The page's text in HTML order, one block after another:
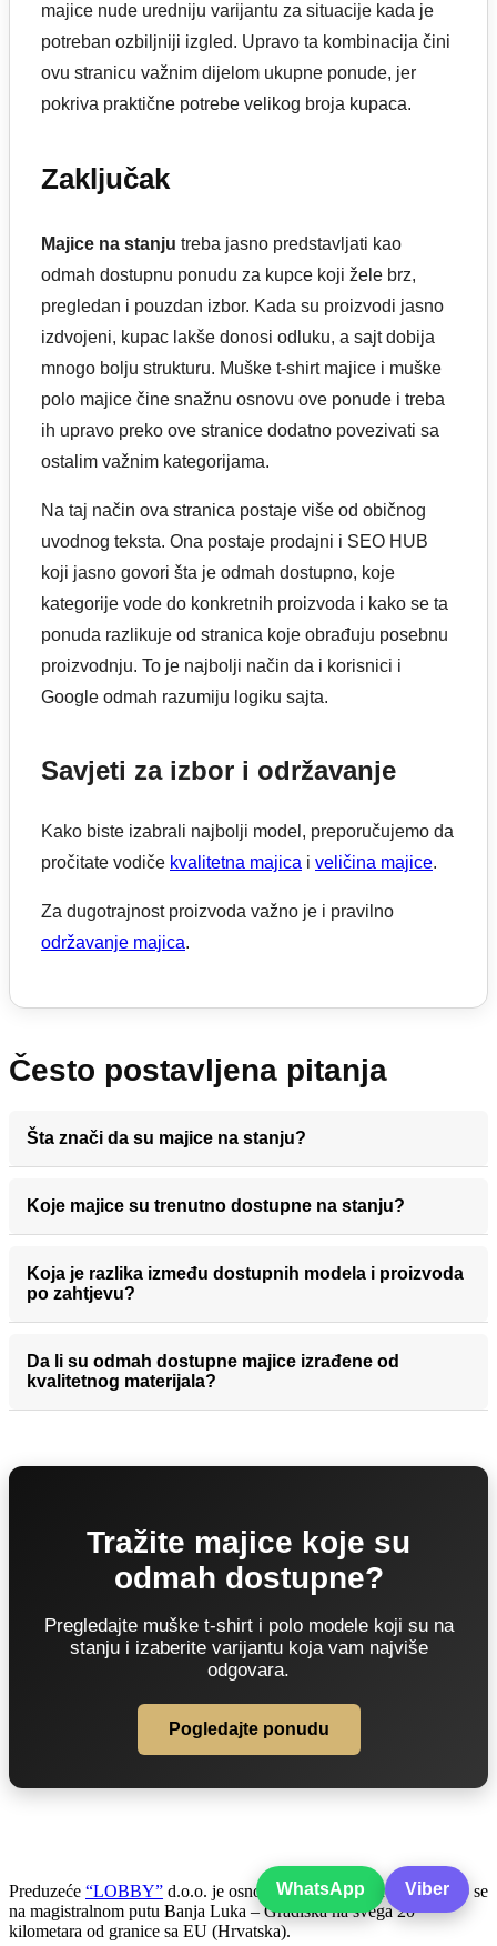
majice nude uredniju varijantu za situacije kada je
potreban ozbiljniji izgled. Upravo ta kombinacija čini
ovu stranicu važnim dijelom ukupne ponude, jer
pokriva praktične potrebe velikog broja kupaca.
Zaključak
Majice na stanju treba jasno predstavljati kao
odmah dostupnu ponudu za kupce koji žele brz,
pregledan i pouzdan izbor. Kada su proizvodi jasno
izdvojeni, kupac lakše donosi odluku, a sajt dobija
mnogo bolju strukturu. Muške t-shirt majice i muške
polo majice čine snažnu osnovu ove ponude i treba
ih upravo preko ove stranice dodatno povezivati sa
ostalim važnim kategorijama.
Na taj način ova stranica postaje više od običnog
uvodnog teksta. Ona postaje prodajni i SEO HUB
koji jasno govori šta je odmah dostupno, koje
kategorije vode do konkretnih proizvoda i kako se ta
ponuda razlikuje od stranica koje obrađuju posebnu
proizvodnju. To je najbolji način da i korisnici i
Google odmah razumiju logiku sajta.
Savjeti za izbor i održavanje
Kako biste izabrali najbolji model, preporučujemo da
pročitate vodiče kvalitetna majica i veličina majice.
Za dugotrajnost proizvoda važno je i pravilno
održavanje majica.
Često postavljena pitanja
Šta znači da su majice na stanju?
Koje majice su trenutno dostupne na stanju?
Koja je razlika između dostupnih modela i proizvoda
po zahtjevu?
Da li su odmah dostupne majice izrađene od
kvalitetnog materijala?
Tražite majice koje su
odmah dostupne?
Pregledajte muške t-shirt i polo modele koji su na
stanju i izaberite varijantu koja vam najviše
odgovara.
Pogledajte ponudu
Preduzeće “LOBBY” d.o.o. je osnovano 2005. godine i nalazimo se
na magistralnom putu Banja Luka – Gradiška na svega 20
kilometara od granice sa EU (Hrvatska).
WhatsApp Viber